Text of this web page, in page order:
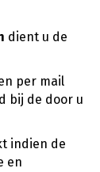
dient u de
per mail
bij de door u
indien de
en